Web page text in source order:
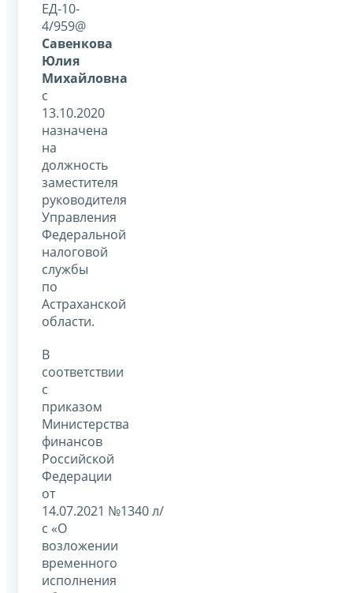
ЕД-10-
4/959@
Савенкова
Юлия
Михайловна
с
13.10.2020
назначена
на
должность
заместителя
руководителя
Управления
Федеральной
налоговой
службы
по
Астраханской
области.
В
соответствии
с
приказом
Министерства
финансов
Российской
Федерации
от
14.07.2021 №1340 л/
с «О
возложении
временного
исполнения